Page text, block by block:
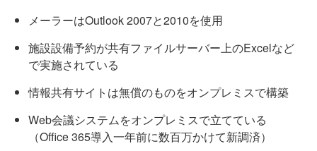
メーラーはOutlook 2007と2010を使用
施設設備予約が共有ファイルサーバー上のExcelなど
で実施されている
情報共有サイトは無償のものをオンプレミスで構築
Web会議システムをオンプレミスで立てている
（Office 365導入一年前に数百万かけて新調済）